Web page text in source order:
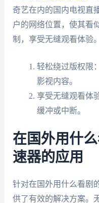
奇艺在内的国内电视直
户的网络位置，使其看
制，享受无缝观看体验。
轻松绕过版权限
影视内容。
享受无缝观看体
缓冲或中断。
在国外用什
速器的应用
针对在国外用什么看剧
供了有效的解决方案。